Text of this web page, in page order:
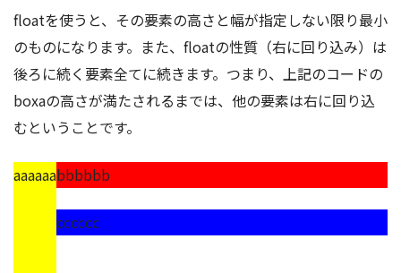
floatを使うと、その要素の高さと幅が指定しない限り最小
のものになります。また、floatの性質（右に回り込み）は
後ろに続く要素全てに続きます。つまり、上記のコードの
boxaの高さが満たされるまでは、他の要素は右に回り込
むということです。
aaaaaabbbbbb
cccccc